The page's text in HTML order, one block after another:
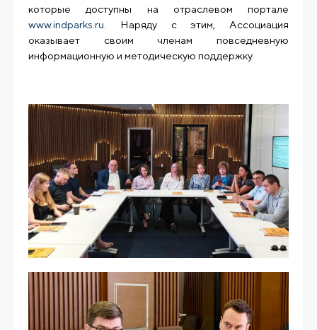
которые доступны на отраслевом портале
www.indparks.ru.
Наряду с этим, Ассоциация
оказывает своим членам повседневную
информационную и методическую поддержку.